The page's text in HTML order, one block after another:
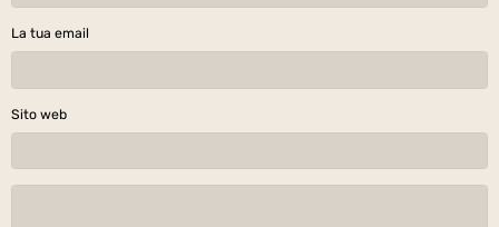
La tua email
Sito web